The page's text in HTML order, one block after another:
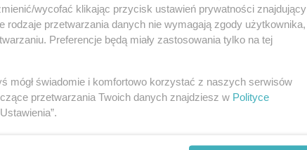
wycofać klikając przycisk ustawień prywatności znajdujący
rodzaje przetwarzania danych nie wymagają zgody użytkownika,
Preferencje będą miały zastosowania tylko na tej
mógł świadomie i komfortowo korzystać z naszych serwisów
przetwarzania Twoich danych znajdziesz w Polityce